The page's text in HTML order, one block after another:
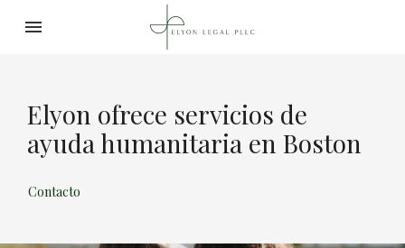

Elyon ofrece servicios de
ayuda humanitaria en Boston
Contacto